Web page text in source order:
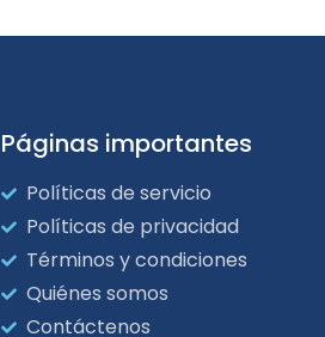
Páginas importantes
Políticas de servicio
Políticas de privacidad
Términos y condiciones
Quiénes somos
Contáctenos